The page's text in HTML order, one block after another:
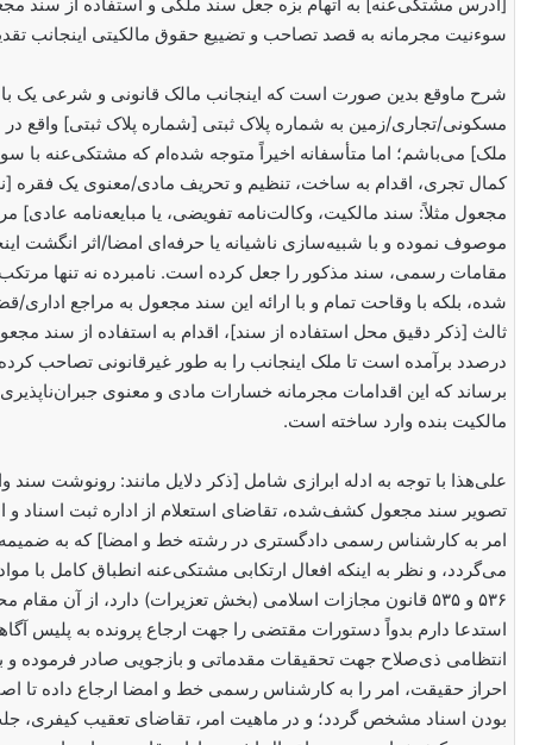
سوءنیت مجرمانه به قصد تصاحب و تضییع حقوق مالکیتی اینجانب
شرح ماوقع بدین صورت است که اینجانب مالک قانونی و شرعی یک
مسکونی/تجاری/زمین به شماره پلاک ثبتی [شماره پلاک ثبتی] واقع
ملک] می‌باشم؛ اما متأسفانه اخیراً متوجه شده‌ام که مشتکی‌عنه با
کمال تجری، اقدام به ساخت، تنظیم و تحریف مادی/معنوی یک فقره
مجعول مثلاً: سند مالکیت، وکالت‌نامه تفویضی، یا مبایعه‌نامه عادی]
موصوف نموده و با شبیه‌سازی ناشیانه یا حرفه‌ای امضا/اثر انگشت
مقامات رسمی، سند مذکور را جعل کرده است. نامبرده نه تنها
شده، بلکه با وقاحت تمام و با ارائه این سند مجعول به مراجع
ثالث [ذکر دقیق محل استفاده از سند]، اقدام به استفاده از سند
درصدد برآمده است تا ملک اینجانب را به طور غیرقانونی تصاحب
برساند که این اقدامات مجرمانه خسارات مادی و معنوی
مالکیت بنده وارد ساخته است.
علی‌هذا با توجه به ادله ابرازی شامل [ذکر دلایل مانند: رونوشت سند
تصویر سند مجعول کشف‌شده، تقاضای استعلام از اداره ثبت اسناد و
امر به کارشناس رسمی دادگستری در رشته خط و امضا] که به
۵۳۶ و ۵۳۵ قانون مجازات اسلامی (بخش تعزیرات) دارد، از آن
استدعا دارم بدواً دستورات مقتضی را جهت ارجاع پرونده به پلیس
انتظامی ذی‌صلاح جهت تحقیقات مقدماتی و بازجویی صادر فرموده و
احراز حقیقت، امر را به کارشناس رسمی خط و امضا ارجاع داده تا
بودن اسناد مشخص گردد؛ و در ماهیت امر، تقاضای تعقیب کیفری،